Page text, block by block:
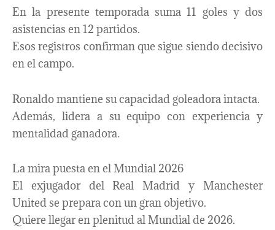
En la presente temporada suma 11 goles y dos
asistencias en 12 partidos.
Esos registros confirman que sigue siendo decisivo
en el campo.
Ronaldo mantiene su capacidad goleadora intacta.
Además, lidera a su equipo con experiencia y
mentalidad ganadora.
La mira puesta en el Mundial 2026
El exjugador del Real Madrid y Manchester
United se prepara con un gran objetivo.
Quiere llegar en plenitud al Mundial de 2026.